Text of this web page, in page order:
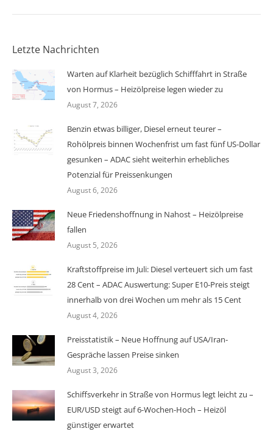
Letzte Nachrichten
Warten auf Klarheit bezüglich Schifffahrt in Straße
von Hormus – Heizölpreise legen wieder zu
August 7, 2026
Benzin etwas billiger, Diesel erneut teurer –
Rohölpreis binnen Wochenfrist um fast fünf US-Dollar
gesunken – ADAC sieht weiterhin erhebliches
Potenzial für Preissenkungen
August 6, 2026
Neue Friedenshoffnung in Nahost – Heizölpreise
fallen
August 5, 2026
Kraftstoffpreise im Juli: Diesel verteuert sich um fast
28 Cent – ADAC Auswertung: Super E10-Preis steigt
innerhalb von drei Wochen um mehr als 15 Cent
August 4, 2026
Preisstatistik – Neue Hoffnung auf USA/Iran-
Gespräche lassen Preise sinken
August 3, 2026
Schiffsverkehr in Straße von Hormus legt leicht zu –
EUR/USD steigt auf 6-Wochen-Hoch – Heizöl
günstiger erwartet